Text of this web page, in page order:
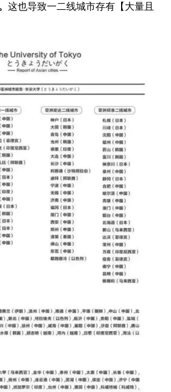
这也导致一二线城市存有【大量且